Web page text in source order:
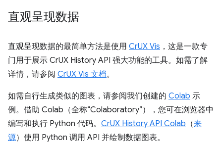
直观呈现数据
直观呈现数据的最简单方法是使用 CrUX Vis ，这是一款专
门用于展示 CrUX History API 强大功能的工具。如需了解
详情，请参阅 CrUX Vis 文档。
如需自行生成类似的图表，请参阅我们创建的 Colab 示
例。借助 Colab（全称“Colaboratory”），您可在浏览器中
编写和执行 Python 代码。 CrUX History API Colab （来
源）使用 Python 调用 API 并绘制数据图表。